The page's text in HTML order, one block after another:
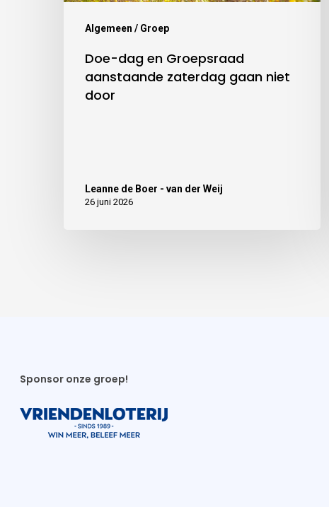
Algemeen / Groep
Doe-dag en Groepsraad
aanstaande zaterdag gaan niet
door
Leanne de Boer - van der Weij
26 juni 2026
Sponsor onze groep!